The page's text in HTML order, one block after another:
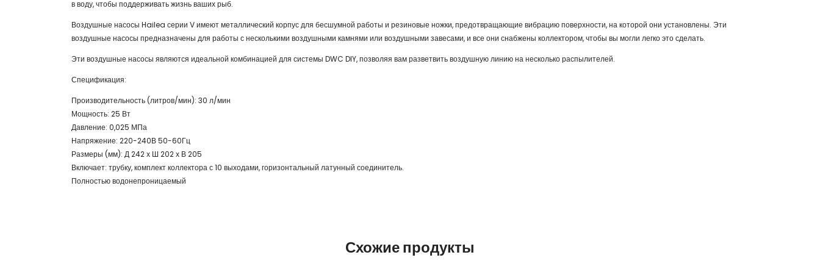
в воду, чтобы поддерживать жизнь ваших рыб.
Воздушные насосы Hailea серии V имеют металлический корпус для бесшумной работы и резиновые ножки, предотвращающие вибрацию поверхности, на которой они установлены. Эти
воздушные насосы предназначены для работы с несколькими воздушными камнями или воздушными завесами, и все они снабжены коллектором, чтобы вы могли легко это сделать.
Эти воздушные насосы являются идеальной комбинацией для системы DWC DIY, позволяя вам разветвить воздушную линию на несколько распылителей.
Спецификация:
Производительность (литров/мин): 30 л/мин
Мощность: 25 Вт
Давление: 0,025 МПа
Напряжение: 220-240В 50-60Гц
Размеры (мм): Д 242 х Ш 202 х В 205
Включает: трубку, комплект коллектора с 10 выходами, горизонтальный латунный соединитель.
Полностью водонепроницаемый
Схожие продукты